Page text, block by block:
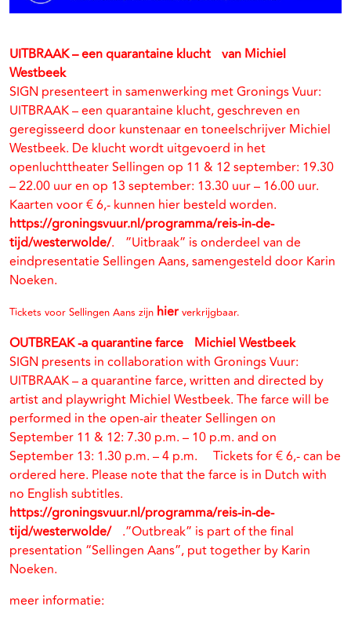
UITBRAAK – een quarantaine klucht van Michiel
Westbeek
SIGN presenteert in samenwerking met Gronings Vuur:
UITBRAAK – een quarantaine klucht, geschreven en
geregisseerd door kunstenaar en toneelschrijver Michiel
Westbeek. De klucht wordt uitgevoerd in het
openluchttheater Sellingen op 11 & 12 september: 19.30
– 22.00 uur en op 13 september: 13.30 uur – 16.00 uur.
Kaarten voor € 6,- kunnen hier besteld worden.
https://groningsvuur.nl/programma/reis-in-de-
tijd/westerwolde/. ”Uitbraak” is onderdeel van de
eindpresentatie Sellingen Aans, samengesteld door Karin
Noeken.
Tickets voor Sellingen Aans zijn hier verkrijgbaar.
OUTBREAK -a quarantine farce Michiel Westbeek
SIGN presents in collaboration with Gronings Vuur:
UITBRAAK – a quarantine farce, written and directed by
artist and playwright Michiel Westbeek. The farce will be
performed in the open-air theater Sellingen on
September 11 & 12: 7.30 p.m. – 10 p.m. and on
September 13: 1.30 p.m. – 4 p.m. Tickets for € 6,- can be
ordered here. Please note that the farce is in Dutch with
no English subtitles.
https://groningsvuur.nl/programma/reis-in-de-
tijd/westerwolde/.”Outbreak” is part of the final
presentation “Sellingen Aans”, put together by Karin
Noeken.
meer informatie: